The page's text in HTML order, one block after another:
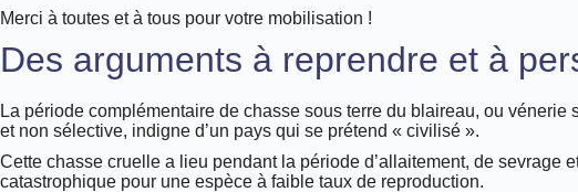
Merci à toutes et à tous pour votre mobilisation !
Des arguments à reprendre et à
La période complémentaire de chasse sous terre du blaireau, ou vénerie
et non sélective, indigne d’un pays qui se prétend « civilisé ».
Cette chasse cruelle a lieu pendant la période d’allaitement, de sevrage
catastrophique pour une espèce à faible taux de reproduction.